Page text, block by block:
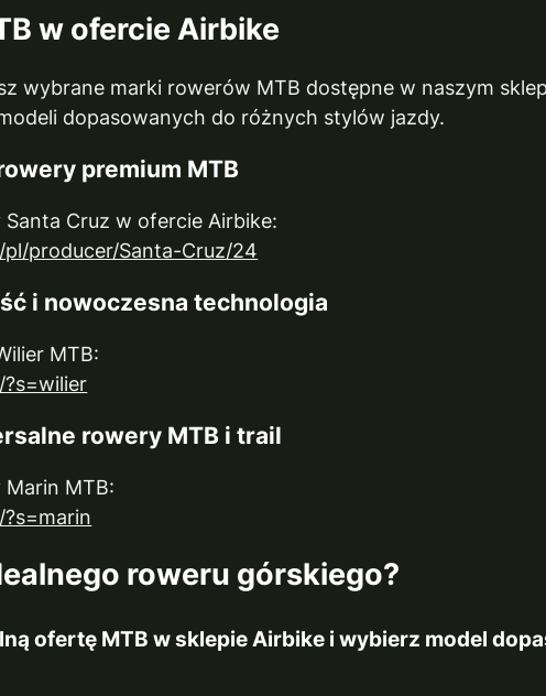
w ofercie Airbike
wybrane marki rowerów MTB dostępne w naszym
dopasowanych do różnych stylów jazdy.
premium MTB
Cruz w ofercie Airbike:
producer/Santa-Cruz/24
i nowoczesna technologia
MTB:
rowery MTB i trail
MTB:
roweru górskiego?
ofertę MTB w sklepie Airbike i wybierz model